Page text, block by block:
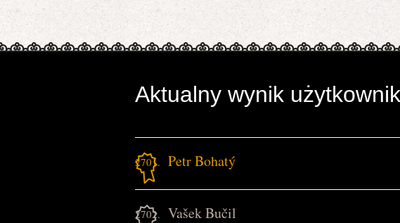
Aktualny wynik
2701. Petr Bohatý
2702. Vašek Bučil